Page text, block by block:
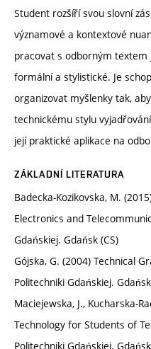
Student rozšíří svou slovní
významové a kontextové
pracovat s odborným
formální a stylistické. Je
organizovat myšlenky tak,
technickému stylu
její praktické aplikace na
ZÁKLADNÍ LITERATURA
Badecka-Kozikovska, M.
Electronics and
Gdańskiej. Gdańsk (CS)
Gójska, G. (2004) Technical
Politechniki Gdańskiej.
Maciejewska, J., Kucharska-
Technology for Students of
Politechniki Gdańskiej.